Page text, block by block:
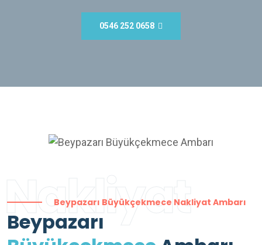
0546 252 0658
Nakliyat
Beypazarı Büyükçekmece Nakliyat Ambarı
Beypazarı